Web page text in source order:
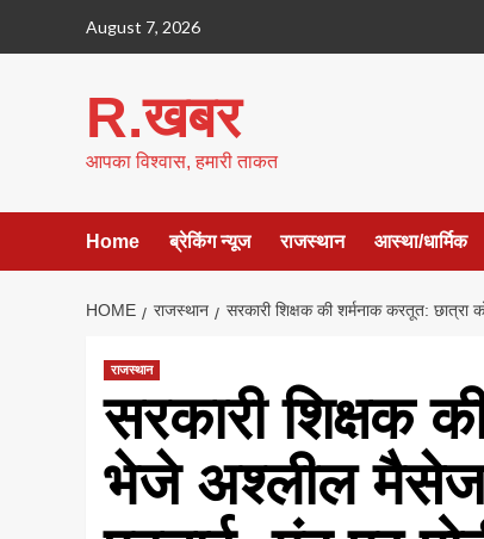
August 7, 2026
R.खबर
आपका विश्वास, हमारी ताकत
Home ब्रेकिंग न्यूज राजस्थान आस्था/धार्मिक
HOME राजस्थान सरकारी शिक्षक की शर्मनाक करतूत:
राजस्थान
सरकारी शिक्षक
भेजे अश्लील मैसेज,